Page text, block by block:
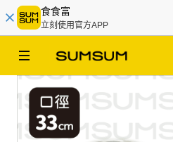
食食富
立刻使用官方APP